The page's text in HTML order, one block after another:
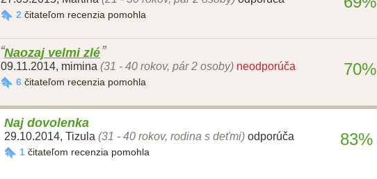
2 čitateľom recenzia pomohla
Naozaj velmi zlé
09.11.2014, mimina (31 - 40 rokov, pár 2 osoby) neodporúča
6 čitateľom recenzia pomohla
70%
Naj dovolenka
29.10.2014, Tizula (31 - 40 rokov, rodina s deťmi) odporúča
1 čitateľom recenzia pomohla
83%